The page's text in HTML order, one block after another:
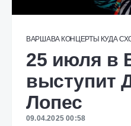
ВАРШАВА КОНЦЕРТЫ КУДА
25 июля в
выступит
Лопес
09.04.2025 00:58